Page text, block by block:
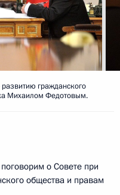
гражданского
Михаилом Федотовым.
о Совете при
общества и правам